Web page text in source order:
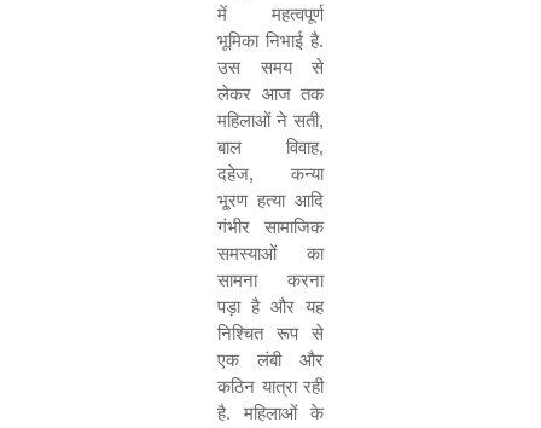
में महत्वपूर्ण
भूमिका निभाई है.
उस समय से
लेकर आज तक
महिलाओं ने सती,
बाल विवाह,
दहेज, कन्या
भू्रण हत्या आदि
गंभीर सामाजिक
समस्याओं का
सामना करना
पड़ा है और यह
निश्चित रूप से
एक लंबी और
कठिन यात्रा रही
है. महिलाओं के